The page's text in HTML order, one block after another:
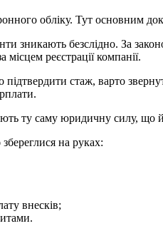
обліку. Тут основним
зникають безслідно. За
місцем реєстрації компанії.
стаж, варто
ту саму юридичну силу, що
на руках:
внесків;